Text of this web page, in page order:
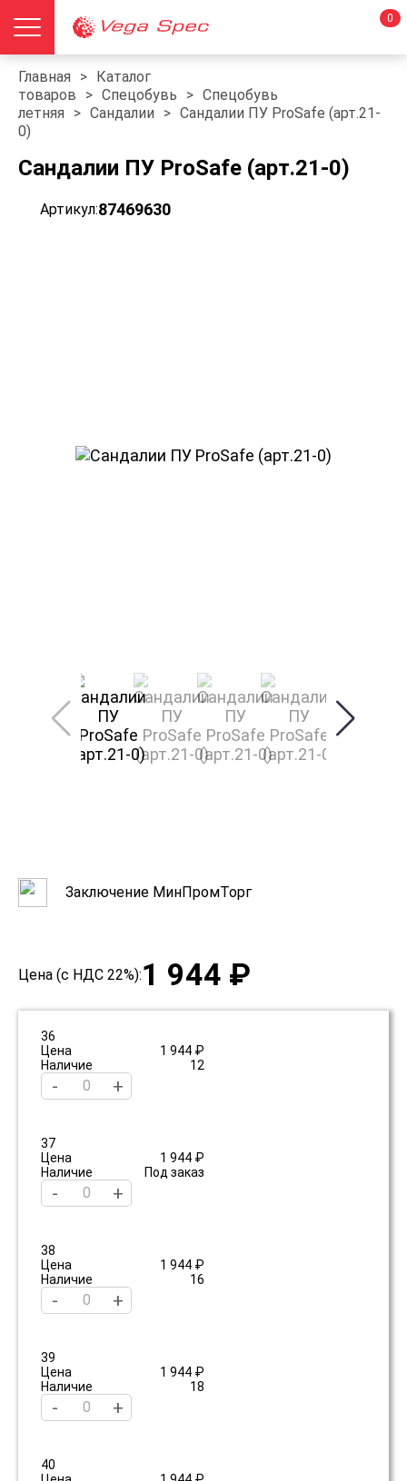
0
Главная > Каталог
товаров
> Спецобувь > Спецобувь
летняя
> Сандалии > Сандалии ПУ ProSafe (арт.21-
0)
Сандалии ПУ ProSafe (арт.21-0)
Артикул:87469630
Заключение МинПромТорг
Цена (с НДС 22%):1 944 ₽
36
Цена
1 944 ₽
Наличие
12
- +
37
Цена
1 944 ₽
Наличие
Под заказ
- +
38
Цена
1 944 ₽
Наличие
16
- +
39
Цена
1 944 ₽
Наличие
18
- +
40